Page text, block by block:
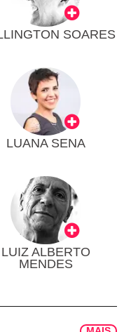
SOARES
LUANA SENA
LUIZ ALBERTO
MENDES